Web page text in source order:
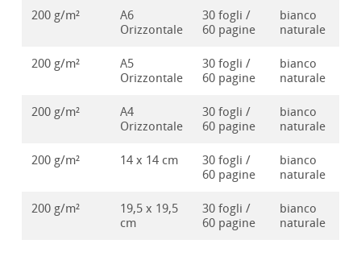
200 g/m²
A6
Orizzontale
30 fogli /
60 pagine
bianco
naturale
200 g/m²
A5
Orizzontale
30 fogli /
60 pagine
bianco
naturale
200 g/m²
A4
Orizzontale
30 fogli /
60 pagine
bianco
naturale
200 g/m² 14 x 14 cm
30 fogli /
60 pagine
bianco
naturale
200 g/m²
19,5 x 19,5
cm
30 fogli /
60 pagine
bianco
naturale